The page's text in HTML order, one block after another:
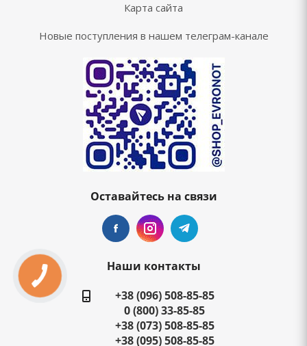
Карта сайта
Новые поступления в нашем телеграм-канале
Оставайтесь на связи
Наши контакты
+38 (096) 508-85-85
0 (800) 33-85-85
+38 (073) 508-85-85
+38 (095) 508-85-85